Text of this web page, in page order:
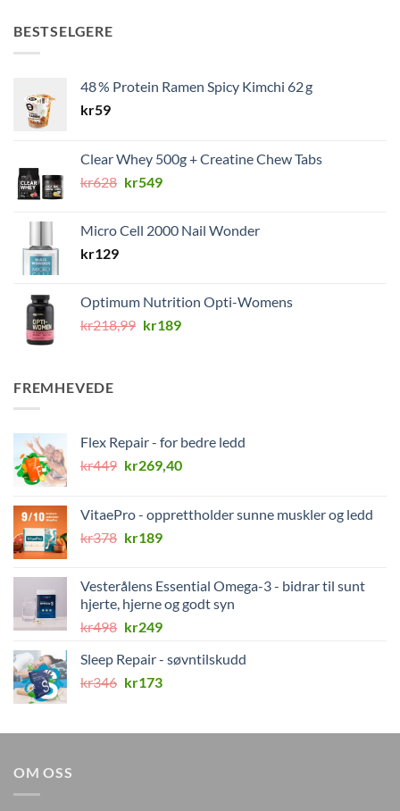
BESTSELGERE
48 % Protein Ramen Spicy Kimchi 62 g
kr59
Clear Whey 500g + Creatine Chew Tabs
kr628 Opprinnelig
kr628.
kr549Nåværende
kr549.
Micro Cell 2000 Nail Wonder
kr129
Optimum Nutrition Opti-Womens
kr218,99 Opprinnelig
kr189Nåværende
FREMHEVEDE
Flex Repair - for bedre ledd
kr449 Opprinnelig
kr449.
kr269,40Nåværende
kr269,40.
VitaePro - opprettholder sunne muskler og ledd
kr378 Opprinnelig
kr378.
kr189Nåværende
kr189.
Vesterålens Essential Omega-3 - bidrar til sunt
hjerte, hjerne og godt syn
kr498 Opprinnelig
var:
kr498.
kr249Nåværende
er:
kr249.
Sleep Repair - søvntilskudd
kr346 Opprinnelig
kr346.
kr173Nåværende
kr173.
OM OSS